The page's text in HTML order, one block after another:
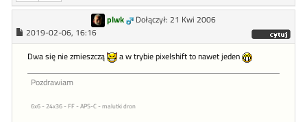
plwk
Dołączył: 21 Kwi 2006
2019-02-06, 16:16
Dwa się nie zmieszczą
a w trybie pixelshift to nawet jeden
Pozdrawiam
6x6 - 24x36 - FF - APS-C - malutki dron